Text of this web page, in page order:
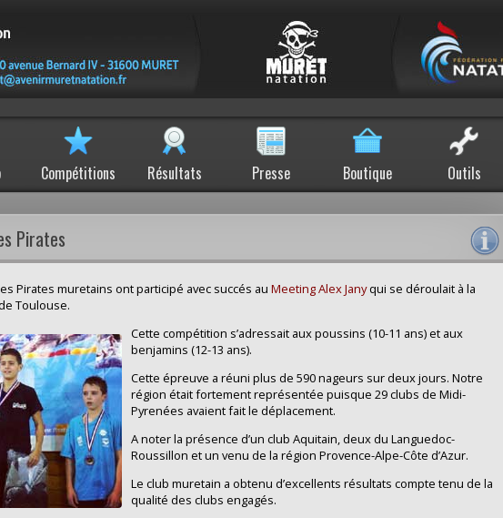
Compétitions Résultats Presse Boutique Outils
Pirates
Pirates muretains ont participé avec succés auMeeting Alex Janyqui se déroulait à la
Toulouse.
Cette compétition s’adressait aux poussins (10-11 ans) et aux
benjamins (12-13 ans).
Cette épreuve a réuni plus de 590 nageurs sur deux jours. Notre
région était fortement représentée puisque 29 clubs de Midi-
Pyrenées avaient fait le déplacement.
A noter la présence d’un club Aquitain, deux du Languedoc-
Roussillon et un venu de la région Provence-Alpe-Côte d’Azur.
Le club muretain a obtenu d’excellents résultats compte tenu de la
qualité des clubs engagés.